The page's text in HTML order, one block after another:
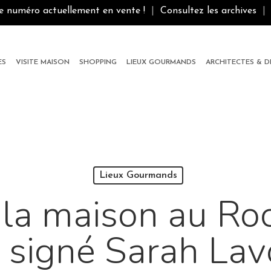
numéro actuellement en vente ! Consultez les archives
VISITE MAISON SHOPPING LIEUX GOURMANDS ARCHITECTES &
Lieux Gourmands
maison au
signé Sarah